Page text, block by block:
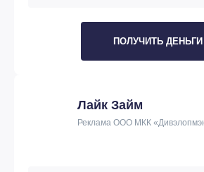
ПОЛУЧИТЬ ДЕНЬГИ
Лайк Займ
Реклама ООО МКК